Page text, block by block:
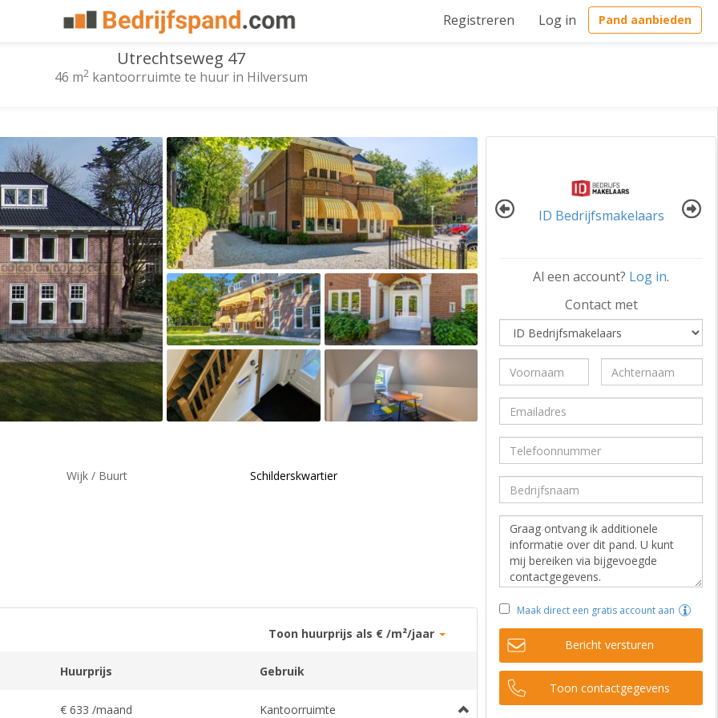
Registreren Log in Pand aanbieden
Utrechtseweg 47
46 m2 kantoorruimte te huur in Hilversum
Wijk / Buurt Schilderskwartier
Toon huurprijs als € /m²/jaar
Huurprijs Gebruik
€ 633 /maand Kantoorruimte
ID Bedrijfsmakelaars
Al een account? Log in.
Contact met
Maak direct een gratis account aan
Bericht versturen
Toon contactgegevens